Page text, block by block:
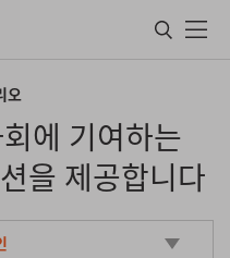
오
에 기여하는
을 제공합니다